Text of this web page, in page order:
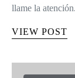
llame la
VIEW POST